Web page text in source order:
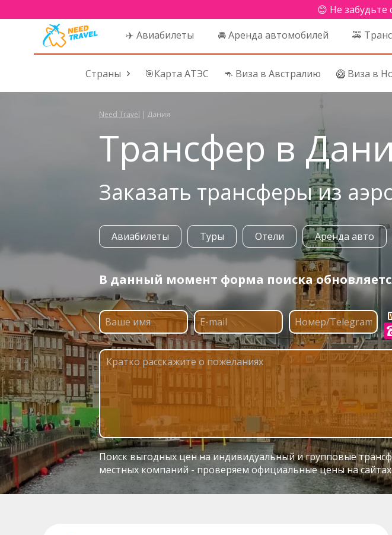
😊 Не забудьте
✈️ Авиабилеты 🚘 Аренда автомобилей 🚕
Страны 🎯Карта АТЭС 🦘 Виза в Австралию 🥝 Виза в
Need Travel | Дания
Трансфер в
Заказать трансферы из
Авиабилеты Туры Отели Аренда авто
В данный момент форма поиска
Поиск выгодных цен на индивидуальный и групповые
местных компаний - проверяем официальные цены на